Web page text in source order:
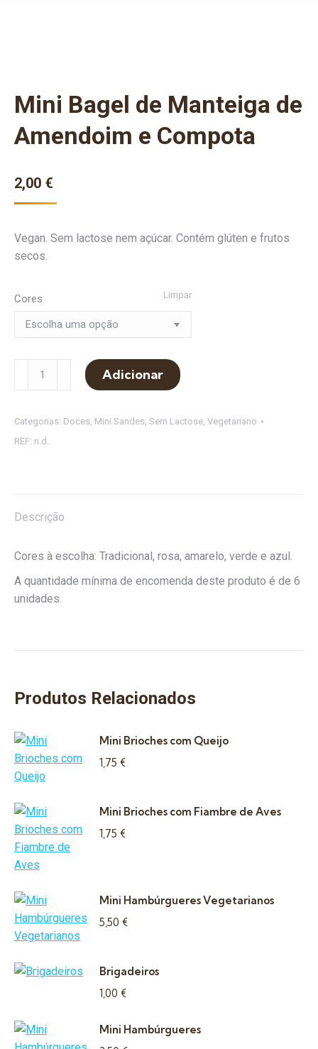
Mini Bagel de Manteiga de
Amendoim e Compota
2,00 €
Vegan. Sem lactose nem açúcar. Contém glúten e frutos
secos.
Cores Limpar
Quantidade
Bagel
de
Amendoim
e
Compota
Adicionar
Categorias: Doces, Mini Sandes, Sem Lactose, Vegetariano
REF: n.d.
Descrição
Cores à escolha: Tradicional, rosa, amarelo, verde e azul.
A quantidade mínima de encomenda deste produto é de 6
unidades.
Produtos Relacionados
Mini Brioches com Queijo
1,75 €
Mini Brioches com Fiambre de Aves
1,75 €
Mini Hambúrgueres Vegetarianos
5,50 €
Brigadeiros
1,00 €
Mini Hambúrgueres